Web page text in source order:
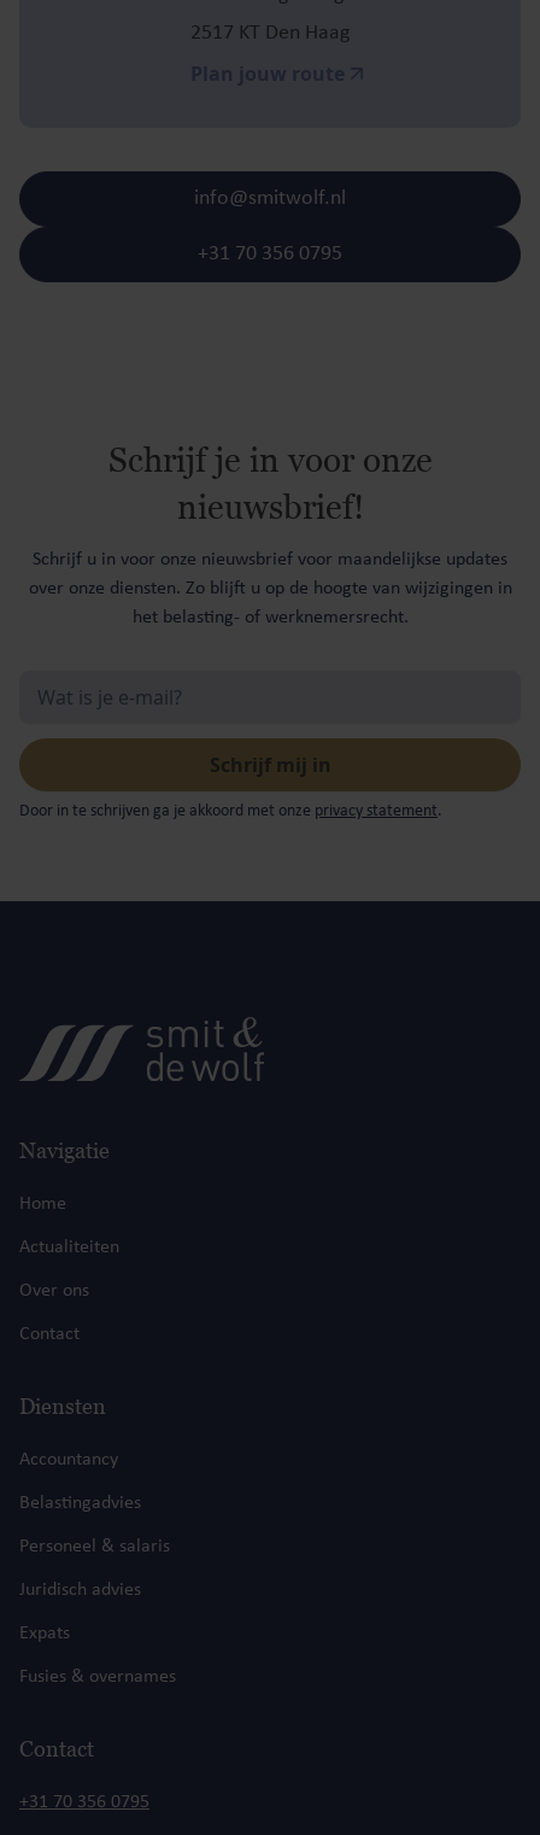
2517 KT Den Haag
+31 70 356 0795
info@smitwolf.nl
Schrijf je in voor onze
nieuwsbrief!
Schrijf u in voor onze nieuwsbrief voor maandelijkse updates
over onze diensten. Zo blijft u op de hoogte van wijzigingen in
het belasting- of werknemersrecht.
Door in te schrijven ga je akkoord met onze privacy statement.
Navigatie
Home
Actualiteiten
Over ons
Contact
Diensten
Accountancy
Belastingadvies
Personeel & salaris
Juridisch advies
Expats
Fusies & overnames
Contact
+31 70 356 0795